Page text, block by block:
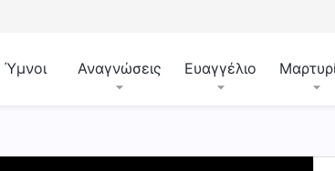
Ύμνοι Αναγνώσεις Ευαγγέλιο